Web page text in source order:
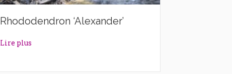
Rhododendron ‘Alexander’
Lire plus